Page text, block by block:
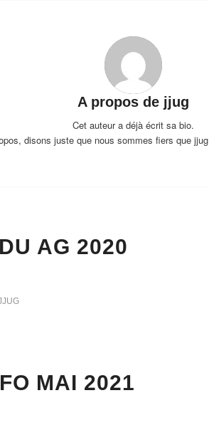
A propos de jjug
Cet auteur a déjà écrit sa bio.
disons juste que nous sommes fiers que jjug
AG 2020
MAI 2021